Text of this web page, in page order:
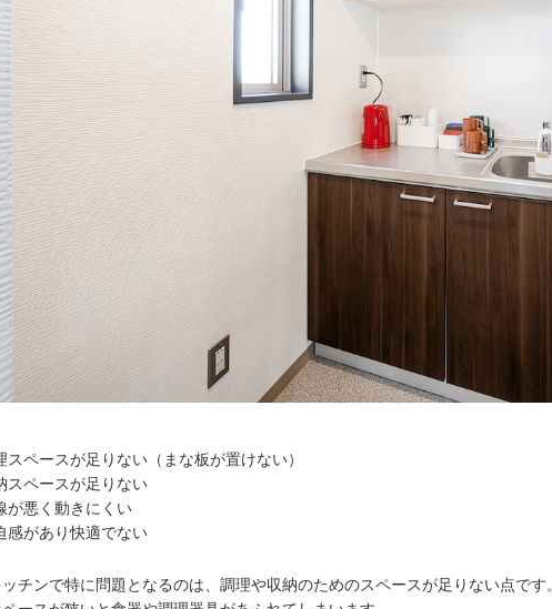
スペースが足りない（まな板が置けない）
スペースが足りない
が悪く動きにくい
感があり快適でない
チンで特に問題となるのは、調理や収納のためのスペースが足りない点で